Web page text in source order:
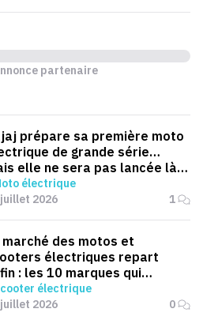
partenaire
prépare sa première moto
de grande série…
elle ne sera pas lancée là
on l'attend
électrique
2026
1
marché des motos et
électriques repart
: les 10 marques qui
la France
électrique
2026
0